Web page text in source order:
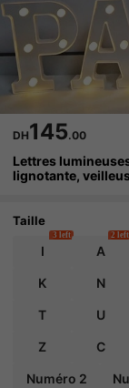
DH145.00
Lettres
lignotante,
Taille
I
3 left
A
2 left
K N
T U
Z C
Numéro 2